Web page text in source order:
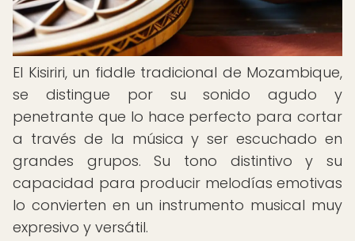
El Kisiriri, un fiddle tradicional de Mozambique,
se distingue por su sonido agudo y
penetrante que lo hace perfecto para cortar
a través de la música y ser escuchado en
grandes grupos. Su tono distintivo y su
capacidad para producir melodías emotivas
lo convierten en un instrumento musical muy
expresivo y versátil.